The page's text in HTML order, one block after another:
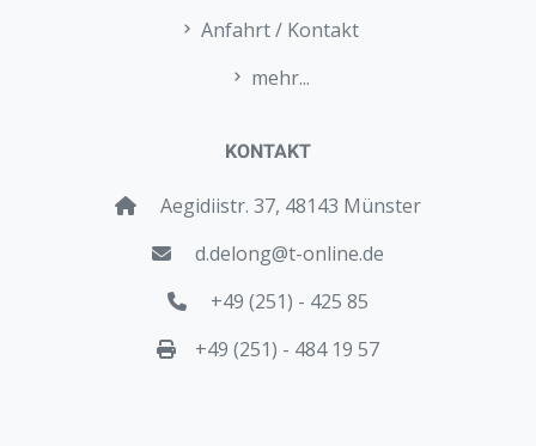
Anfahrt / Kontakt
mehr...
KONTAKT
Aegidiistr. 37, 48143 Münster
d.delong@t-online.de
+49 (251) - 425 85
+49 (251) - 484 19 57